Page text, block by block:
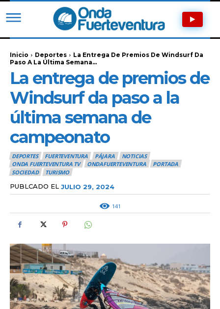
Inicio Deportes
La Entrega De Premios De Windsurf Da
Paso A La Última Semana...
La entrega de premios de
Windsurf da paso a la
última semana de
campeonato
DEPORTES FUERTEVENTURA PÁJARA
NOTICIAS
ONDA FUERTEVENTURA TV
ONDAFUERTEVENTURA
PORTADA
SOCIEDAD
TURISMO
PUBLCADO EL JULIO 29, 2024
141